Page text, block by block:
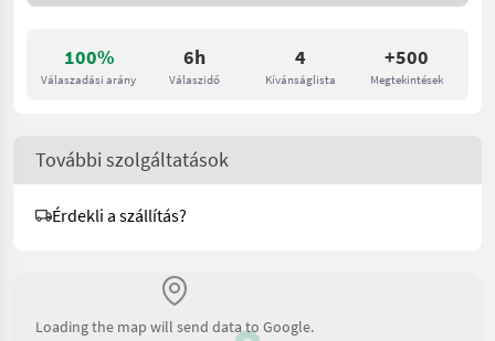
100%
Válaszadási arány
6h
Válaszidő
4
Kívánságlista
+500
Megtekintések
További szolgáltatások
Érdekli a szállítás?
Loading the map will send data to Google.